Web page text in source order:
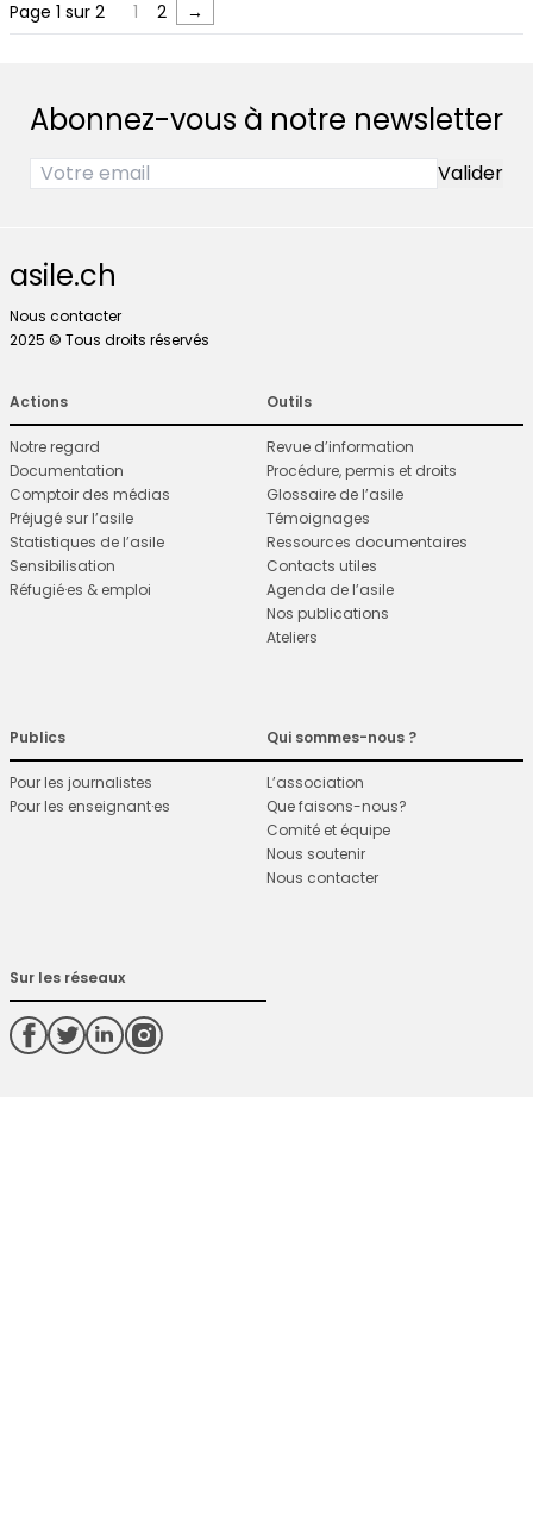
Page 1 sur 2 1 2 →
Abonnez-vous à notre newsletter
asile.ch
Nous contacter
2025 © Tous droits réservés
Actions
Notre regard
Documentation
Comptoir des médias
Préjugé sur l’asile
Statistiques de l’asile
Sensibilisation
Réfugié·es & emploi
Outils
Revue d’information
Procédure, permis et droits
Glossaire de l’asile
Témoignages
Ressources documentaires
Contacts utiles
Agenda de l’asile
Nos publications
Ateliers
Publics
Pour les journalistes
Pour les enseignant·es
Qui sommes-nous ?
L’association
Que faisons-nous?
Comité et équipe
Nous soutenir
Nous contacter
Sur les réseaux